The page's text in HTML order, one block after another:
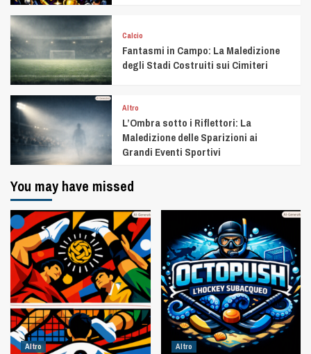
Calcio
Fantasmi in Campo: La Maledizione
degli Stadi Costruiti sui Cimiteri
Altro
L’Ombra sotto i Riflettori: La
Maledizione delle Sparizioni ai
Grandi Eventi Sportivi
You may have missed
Altro Altro